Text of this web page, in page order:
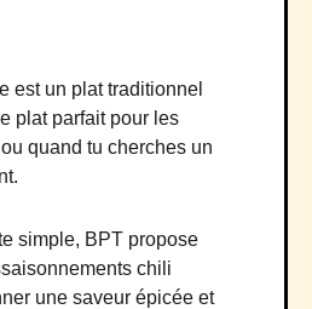
est un plat traditionnel
plat parfait pour les
quand tu cherches un
simple, BPT propose
chili
une saveur épicée et